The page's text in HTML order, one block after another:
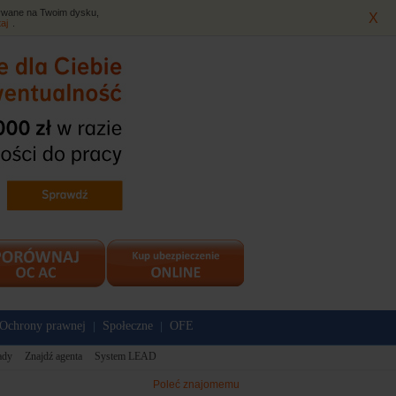
X
na Twoim dysku,
Ochrony prawnej Społeczne OFE
Znajdź agenta System LEAD
Poleć znajomemu